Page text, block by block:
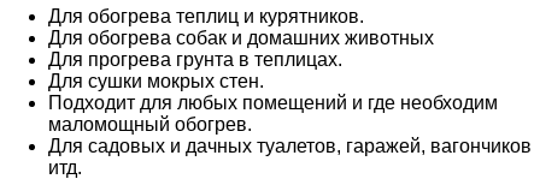
Для обогрева теплиц и курятников.
Для обогрева собак и домашних животных
Для прогрева грунта в теплицах.
Для сушки мокрых стен.
Подходит для любых помещений и где необходим
маломощный обогрев.
Для садовых и дачных туалетов, гаражей, вагончиков
итд.